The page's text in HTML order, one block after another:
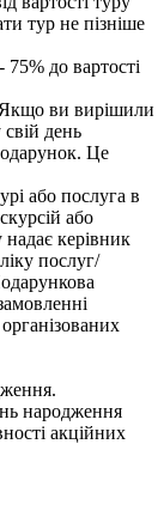
тур не пізніше
до вартості
ви вирішили
день
Це
або послуга в
або
надає керівник
послуг/
народження
акційних